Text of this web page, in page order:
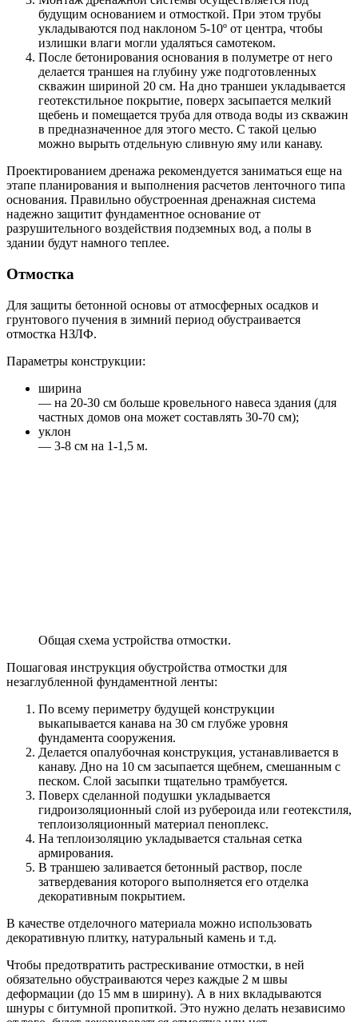
будущим основанием и отмосткой. При этом трубы
укладываются под наклоном 5-10º от центра, чтобы
излишки влаги могли удаляться самотеком.
После бетонирования основания в полуметре от него
делается траншея на глубину уже подготовленных
скважин шириной 20 см. На дно траншеи укладывается
геотекстильное покрытие, поверх засыпается мелкий
щебень и помещается труба для отвода воды из скважин
в предназначенное для этого место. С такой целью
можно вырыть отдельную сливную яму или канаву.
Проектированием дренажа рекомендуется заниматься еще на
этапе планирования и выполнения расчетов ленточного типа
основания. Правильно обустроенная дренажная система
надежно защитит фундаментное основание от
разрушительного воздействия подземных вод, а полы в
здании будут намного теплее.
Отмостка
Для защиты бетонной основы от атмосферных осадков и
грунтового пучения в зимний период обустраивается
отмостка НЗЛФ.
Параметры конструкции:
ширина
— на 20-30 см больше кровельного навеса здания (для
частных домов она может составлять 30-70 см);
уклон
— 3-8 см на 1-1,5 м.
Общая схема устройства отмостки.
Пошаговая инструкция обустройства отмостки для
незаглубленной фундаментной ленты:
По всему периметру будущей конструкции
выкапывается канава на 30 см глубже уровня
фундамента сооружения.
Делается опалубочная конструкция, устанавливается в
канаву. Дно на 10 см засыпается щебнем, смешанным с
песком. Слой засыпки тщательно трамбуется.
Поверх сделанной подушки укладывается
гидроизоляционный слой из рубероида или геотекстиля,
теплоизоляционный материал пеноплекс.
На теплоизоляцию укладывается стальная сетка
армирования.
В траншею заливается бетонный раствор, после
затвердевания которого выполняется его отделка
декоративным покрытием.
В качестве отделочного материала можно использовать
декоративную плитку, натуральный камень и т.д.
Чтобы предотвратить растрескивание отмостки, в ней
обязательно обустраиваются через каждые 2 м швы
деформации (до 15 мм в ширину). А в них вкладываются
шнуры с битумной пропиткой. Это нужно делать независимо